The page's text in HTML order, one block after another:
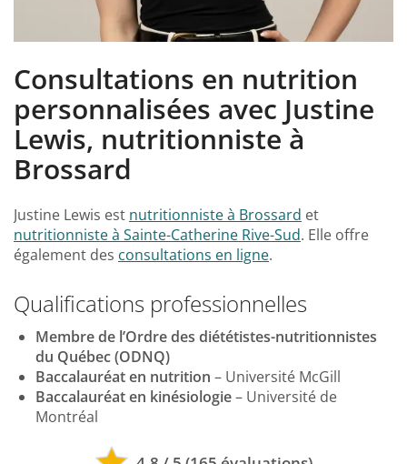
Consultations en nutrition
personnalisées avec Justine
Lewis, nutritionniste à
Brossard
Justine Lewis est nutritionniste à Brossard et
nutritionniste à Sainte-Catherine Rive-Sud. Elle offre
également des consultations en ligne.
Qualifications professionnelles
Membre de l’Ordre des diététistes-nutritionnistes
du Québec (ODNQ)
Baccalauréat en nutrition – Université McGill
Baccalauréat en kinésiologie– Université de
Montréal